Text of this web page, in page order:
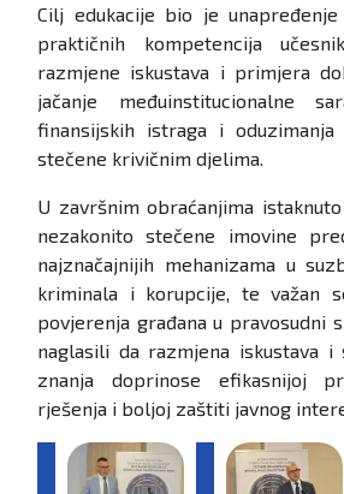
Cilj edukacije bio je
praktičnih kompetencija
razmjene iskustava i primjera
jačanje međuinstitucionalne
finansijskih istraga i
stečene krivičnim djelima.
U završnim obraćanjima
nezakonito stečene imovine
najznačajnijih mehanizama u
kriminala i korupcije, te važan
povjerenja građana u pravosudni
naglasili da razmjena iskustava i
znanja doprinose efikasnijoj
rješenja i boljoj zaštiti javnog